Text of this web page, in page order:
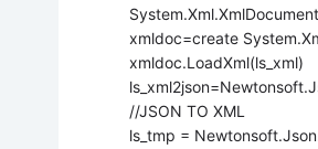
xmldoc=create
xmldoc.LoadXml(ls_xml)
//JSON TO XML
ls_tmp =